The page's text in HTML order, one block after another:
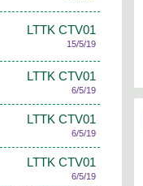
LTTK CTV01
15/5/19
LTTK CTV01
6/5/19
LTTK CTV01
6/5/19
LTTK CTV01
6/5/19